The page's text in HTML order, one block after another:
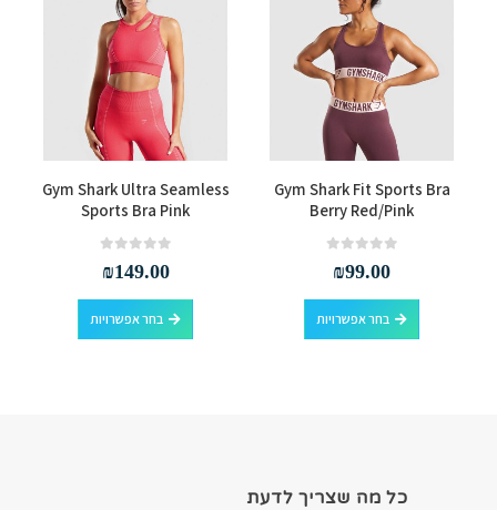
למוצר זה יש מספר סוגים. ניתן לבחור את האפשרויות בעמוד המוצר
Gym Shark Fit Sports Bra
Berry Red/Pink
₪99.00
בחר אפשרויות
למוצר זה יש מספר סוגים. ניתן לבחור את האפשרויות בעמוד המוצר
למוצר זה יש מספר סוגים. ניתן לבחור את האפשרויות בעמוד המוצר
Gym Shark Ultra Seamless
Sports Bra Pink
₪149.00
בחר אפשרויות
למוצר זה יש מספר סוגים. ניתן לבחור את האפשרויות בעמוד המוצר
כל מה שצריך לדעת